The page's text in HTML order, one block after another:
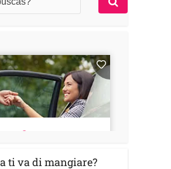
ti va di mangiare?